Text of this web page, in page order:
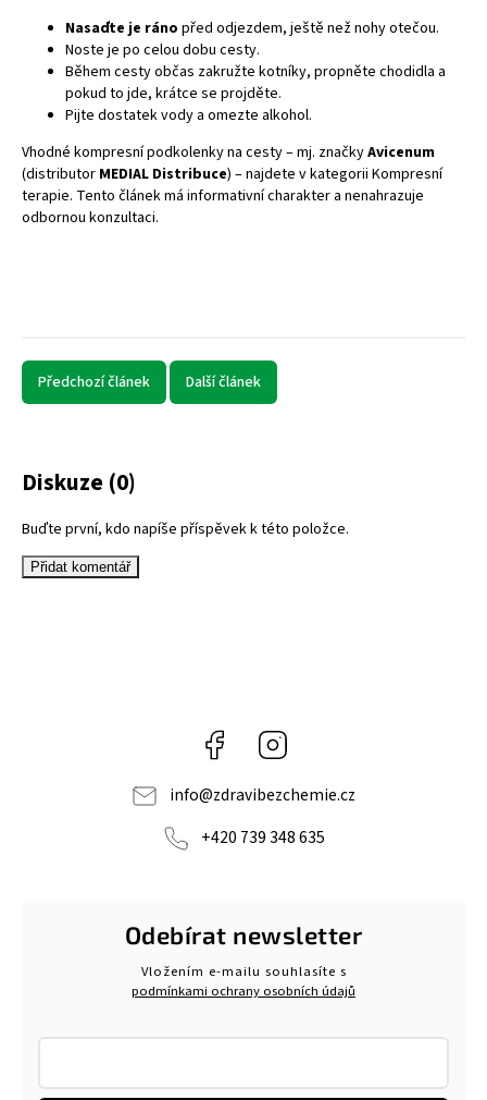
Nasaďte je ráno před odjezdem, ještě než nohy otečou.
Noste je po celou dobu cesty.
Během cesty občas zakružte kotníky, propněte chodidla a
pokud to jde, krátce se projděte.
Pijte dostatek vody a omezte alkohol.
Vhodné kompresní podkolenkyna cesty – mj. značkyAvicenum
(distributor MEDIAL Distribuce) – najdete v kategorii Kompresní
terapie. Tento článek má informativní charakter a nenahrazuje
odbornou konzultaci.
Předchozí článek Další článek
Diskuze (0)
Buďte první, kdo napíše příspěvek k této položce.
Přidat komentář
Facebook
info@zdravibezchemie.cz
+420 739 348 635
Odebírat newsletter
Vložením e-mailu souhlasíte s
podmínkami ochrany osobních údajů